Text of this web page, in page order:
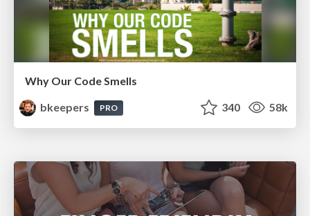
Why Our Code Smells
bkeepers
PRO 340 58k